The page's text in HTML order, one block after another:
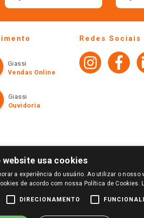
Giassi
Vendas Online
Giassi
Ouvidoria
Redes Sociais
PREFERÊNCIA. SOMENTE APÓS O LOGIN, OS PREÇOS
REALIZADAS NO GIASSI.COM.BR E NA LOJA
DE BUSCAS.
website usa cookies
a experiência do usuário. Ao utilizar o nosso
de acordo com nossa Política de Cookies.
DIRECIONAMENTO